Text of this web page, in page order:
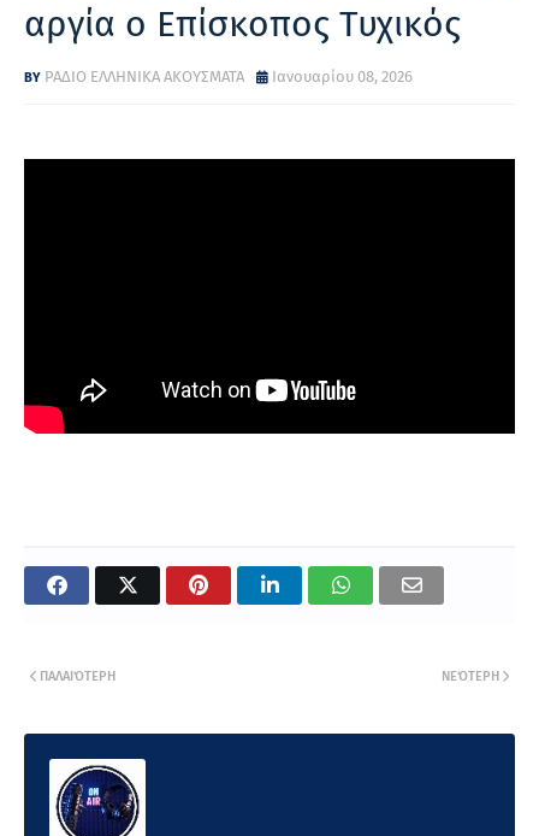
αργία ο Επίσκοπος Τυχικός
ΡΑΔΙΟ ΕΛΛΗΝΙΚΑ ΑΚΟΥΣΜΑΤΑ Ιανουαρίου 08, 2026
ΝΕΌΤΕΡΗ
ΠΑΛΑΙΌΤΕΡΗ